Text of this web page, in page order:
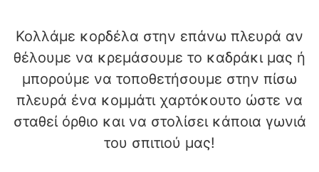
Κολλάμε κορδέλα στην επάνω πλευρά αν
θέλουμε να κρεμάσουμε το καδράκι μας ή
μπορούμε να τοποθετήσουμε στην πίσω
πλευρά ένα κομμάτι χαρτόκουτο ώστε να
σταθεί όρθιο και να στολίσει κάποια γωνιά
του σπιτιού μας!